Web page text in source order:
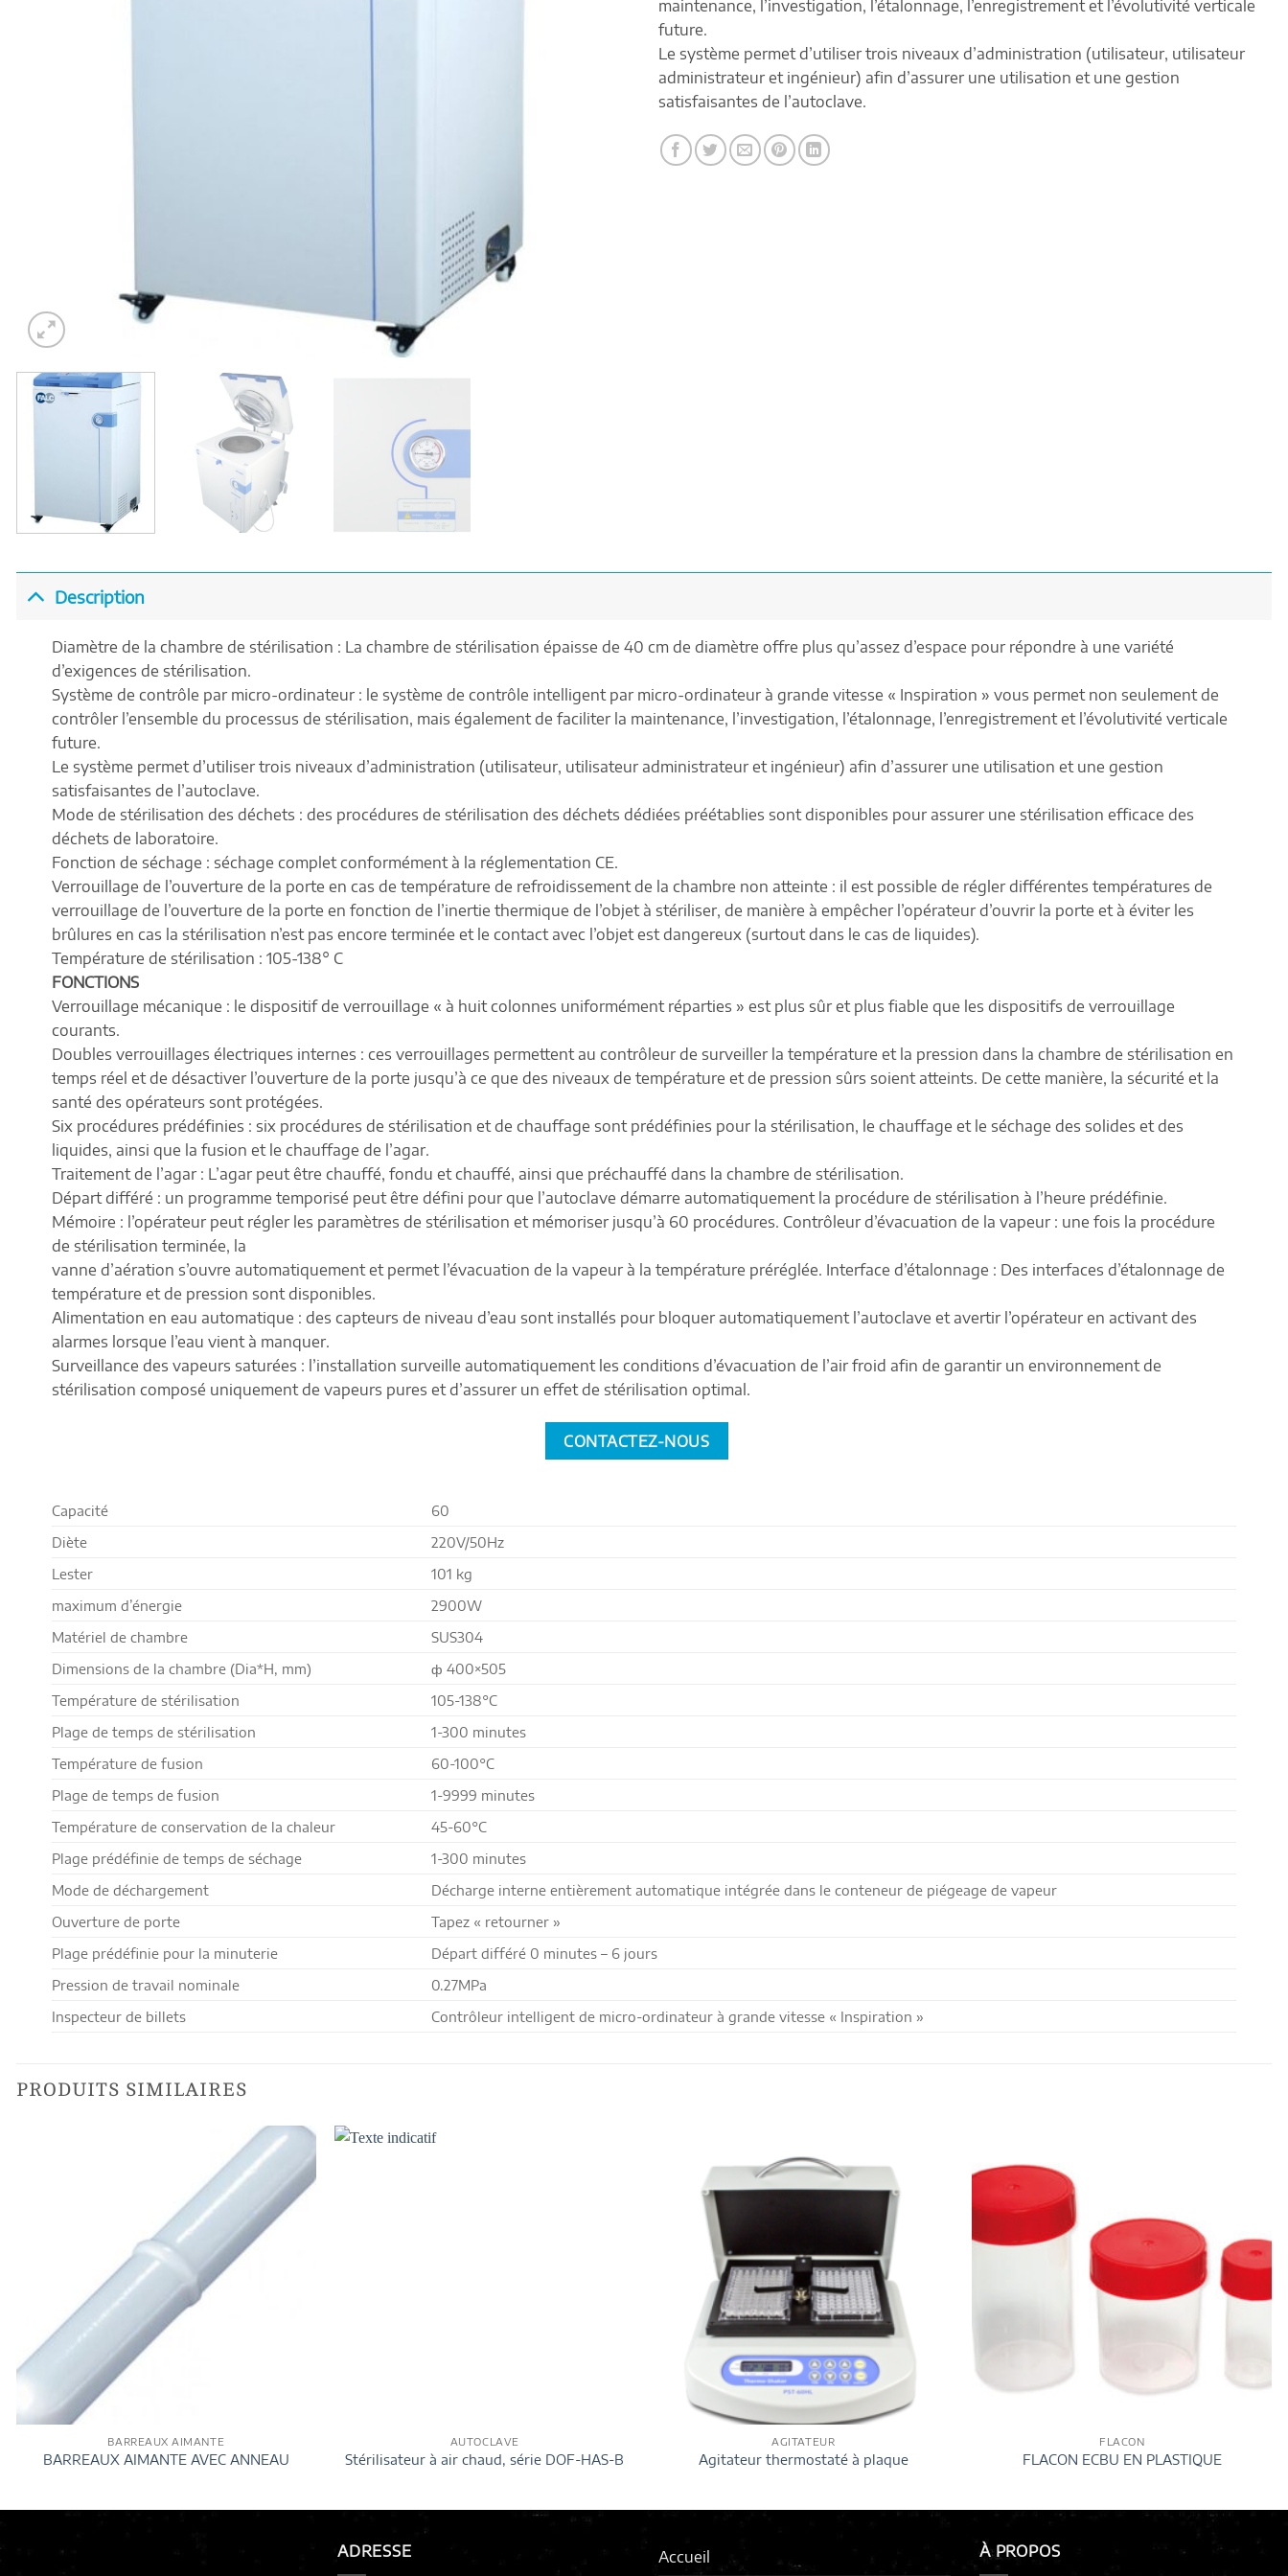
maintenance, l’investigation, l’étalonnage, l’enregistrement et l’évolutivité verticale
future.
Le système permet d’utiliser trois niveaux d’administration (utilisateur, utilisateur
administrateur et ingénieur) afin d’assurer une utilisation et une gestion
satisfaisantes de l’autoclave.
Description
Diamètre de la chambre de stérilisation : La chambre de stérilisation épaisse de 40 cm de diamètre offre plus qu’assez d’espace pour répondre à une variété
d’exigences de stérilisation.
Système de contrôle par micro-ordinateur : le système de contrôle intelligent par micro-ordinateur à grande vitesse « Inspiration » vous permet non seulement de
contrôler l’ensemble du processus de stérilisation, mais également de faciliter la maintenance, l’investigation, l’étalonnage, l’enregistrement et l’évolutivité verticale
future.
Le système permet d’utiliser trois niveaux d’administration (utilisateur, utilisateur administrateur et ingénieur) afin d’assurer une utilisation et une gestion
satisfaisantes de l’autoclave.
Mode de stérilisation des déchets : des procédures de stérilisation des déchets dédiées préétablies sont disponibles pour assurer une stérilisation efficace des
déchets de laboratoire.
Fonction de séchage : séchage complet conformément à la réglementation CE.
Verrouillage de l’ouverture de la porte en cas de température de refroidissement de la chambre non atteinte : il est possible de régler différentes températures de
verrouillage de l’ouverture de la porte en fonction de l’inertie thermique de l’objet à stériliser, de manière à empêcher l’opérateur d’ouvrir la porte et à éviter les
brûlures en cas la stérilisation n’est pas encore terminée et le contact avec l’objet est dangereux (surtout dans le cas de liquides).
Température de stérilisation : 105-138° C
FONCTIONS
Verrouillage mécanique : le dispositif de verrouillage « à huit colonnes uniformément réparties » est plus sûr et plus fiable que les dispositifs de verrouillage
courants.
Doubles verrouillages électriques internes : ces verrouillages permettent au contrôleur de surveiller la température et la pression dans la chambre de stérilisation en
temps réel et de désactiver l’ouverture de la porte jusqu’à ce que des niveaux de température et de pression sûrs soient atteints. De cette manière, la sécurité et la
santé des opérateurs sont protégées.
Six procédures prédéfinies : six procédures de stérilisation et de chauffage sont prédéfinies pour la stérilisation, le chauffage et le séchage des solides et des
liquides, ainsi que la fusion et le chauffage de l’agar.
Traitement de l’agar : L’agar peut être chauffé, fondu et chauffé, ainsi que préchauffé dans la chambre de stérilisation.
Départ différé : un programme temporisé peut être défini pour que l’autoclave démarre automatiquement la procédure de stérilisation à l’heure prédéfinie.
Mémoire : l’opérateur peut régler les paramètres de stérilisation et mémoriser jusqu’à 60 procédures. Contrôleur d’évacuation de la vapeur : une fois la procédure
de stérilisation terminée, la
vanne d’aération s’ouvre automatiquement et permet l’évacuation de la vapeur à la température préréglée. Interface d’étalonnage : Des interfaces d’étalonnage de
température et de pression sont disponibles.
Alimentation en eau automatique : des capteurs de niveau d’eau sont installés pour bloquer automatiquement l’autoclave et avertir l’opérateur en activant des
alarmes lorsque l’eau vient à manquer.
Surveillance des vapeurs saturées : l’installation surveille automatiquement les conditions d’évacuation de l’air froid afin de garantir un environnement de
stérilisation composé uniquement de vapeurs pures et d’assurer un effet de stérilisation optimal.
CONTACTEZ-NOUS
Capacité
60
Diète
220V/50Hz
Lester
101 kg
maximum d’énergie
2900W
Matériel de chambre
SUS304
Dimensions de la chambre (Dia*H, mm)
ф 400×505
Température de stérilisation
105-138°C
Plage de temps de stérilisation
1-300 minutes
Température de fusion
60-100°C
Plage de temps de fusion
1-9999 minutes
Température de conservation de la chaleur
45-60°C
Plage prédéfinie de temps de séchage
1-300 minutes
Mode de déchargement
Décharge interne entièrement automatique intégrée dans le conteneur de piégeage de vapeur
Ouverture de porte
Tapez « retourner »
Plage prédéfinie pour la minuterie
Départ différé 0 minutes – 6 jours
Pression de travail nominale
0.27MPa
Inspecteur de billets
Contrôleur intelligent de micro-ordinateur à grande vitesse « Inspiration »
PRODUITS SIMILAIRES
BARREAUX AIMANTE
BARREAUX AIMANTE AVEC ANNEAU
AUTOCLAVE
Stérilisateur à air chaud, série DOF-HAS-B
AGITATEUR
Agitateur thermostaté à plaque
FLACON
FLACON ECBU EN PLASTIQUE
ADRESSE Accueil À PROPOS